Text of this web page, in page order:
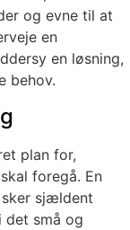
og evne til at
en
en løsning,
behov.
plan for,
foregå. En
sjældent
det små og